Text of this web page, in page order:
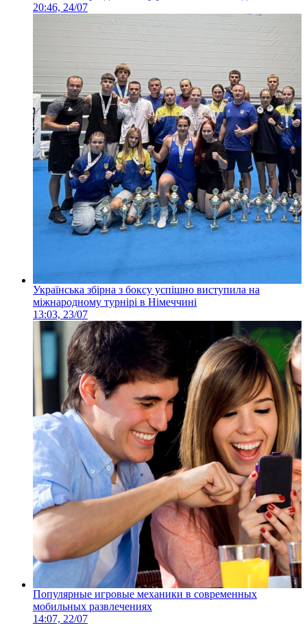
20:46, 24/07
Українська збірна з боксу успішно виступила на
міжнародному турнірі в Німеччині
13:03, 23/07
Популярные игровые механики в современных
мобильных развлечениях
14:07, 22/07